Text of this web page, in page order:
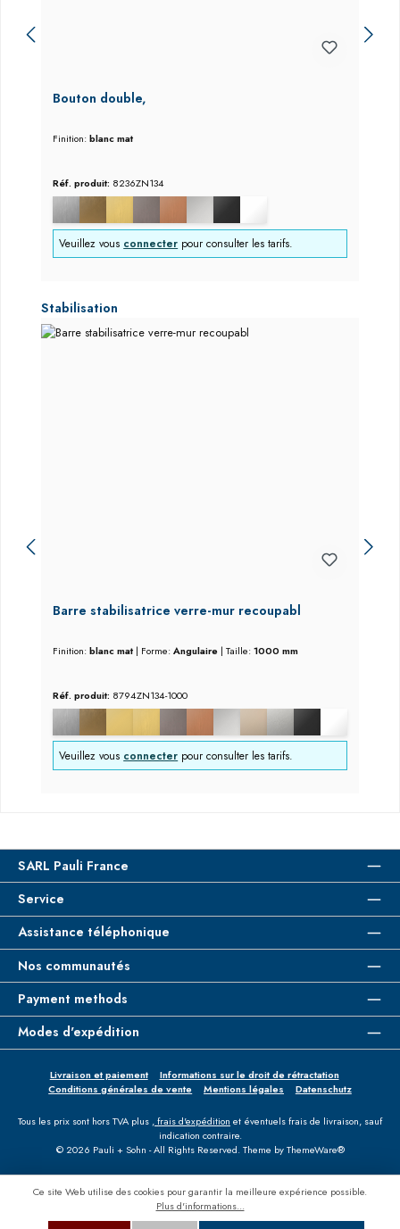
Bouton double,
Finition:blanc mat
Réf. produit: 8236ZN134
Veuillez vous connecter pour consulter les tarifs.
Ignorer la galerie de produits
Stabilisation
Barre stabilisatrice verre-mur recoupabl
Finition:blanc mat | Forme:Angulaire | Taille:1000 mm
Réf. produit: 8794ZN134-1000
Veuillez vous connecter pour consulter les tarifs.
SARL Pauli France
Service
Assistance téléphonique
Nos communautés
Payment methods
Modes d'expédition
Livraison et paiement
Informations sur le droit de rétractation
Conditions générales de vente
Mentions légales Datenschutz
Tous les prix sont hors TVA plus , frais d'expédition et éventuels frais de livraison, sauf
indication contraire.
© 2026 Pauli + Sohn - All Rights Reserved. Theme byThemeWare®
Ce site Web utilise des cookies pour garantir la meilleure expérience possible.
Plus d'informations...